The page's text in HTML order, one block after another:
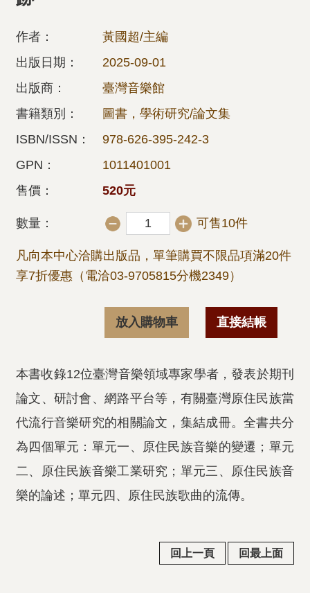
作者：
黃國超/主編
出版日期：
2025-09-01
出版商：
臺灣音樂館
書籍類別：
圖書，學術研究/論文集
ISBN/ISSN：
978-626-395-242-3
GPN：
1011401001
售價：
520元
數量： 可售10件
凡向本中心洽購出版品，單筆購買不限品項滿20件
享7折優惠（電洽03-9705815分機2349）
放入購物車 直接結帳
本書收錄12位臺灣音樂領域專家學者，發表於期刊
論文、研討會、網路平台等，有關臺灣原住民族當
代流行音樂研究的相關論文，集結成冊。全書共分
為四個單元：單元一、原住民族音樂的變遷；單元
二、原住民族音樂工業研究；單元三、原住民族音
樂的論述；單元四、原住民族歌曲的流傳。
回上一頁 回最上面